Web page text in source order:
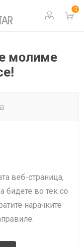
0
молиме
веб-страница,
бидете во тек со
нарачките